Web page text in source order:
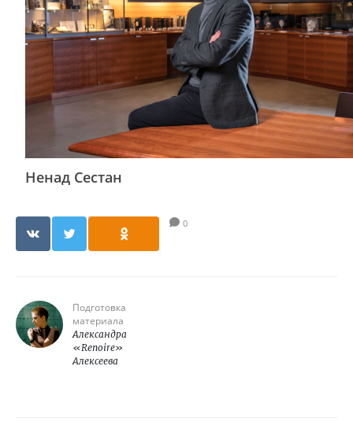
Ненад Сестан
0
Подготовка
материала
Александра
«Renoire»
Алексеева